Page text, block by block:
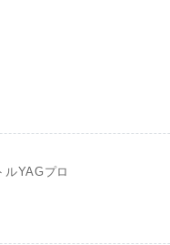
ルYAGプロ